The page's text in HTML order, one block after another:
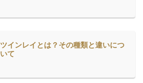
ツインレイとは？その種類と違いにつ
いて